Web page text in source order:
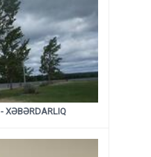
XƏBƏRDARLIQ